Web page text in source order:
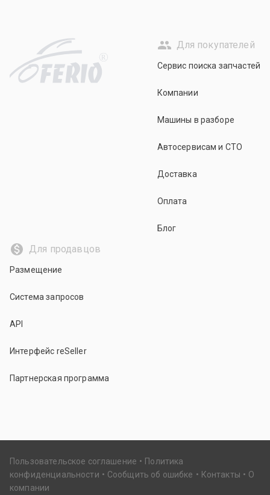
R
Для покупателей
Сервис поиска запчастей
Компании
Машины в разборе
Автосервисам и СТО
Доставка
Оплата
Блог
Для продавцов
Размещение
Система запросов
API
Интерфейс reSeller
Партнерская программа
Пользовательское соглашение
Политика
конфиденциальности
Сообщить об ошибке Контакты
О
компании